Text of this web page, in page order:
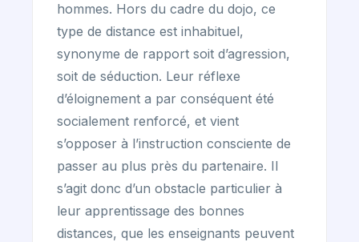
hommes. Hors du cadre du dojo, ce
type de distance est inhabituel,
synonyme de rapport soit d’agression,
soit de séduction. Leur réflexe
d’éloignement a par conséquent été
socialement renforcé, et vient
s’opposer à l’instruction consciente de
passer au plus près du partenaire. Il
s’agit donc d’un obstacle particulier à
leur apprentissage des bonnes
distances, que les enseignants peuvent